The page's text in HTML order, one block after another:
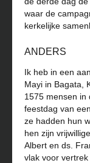
waar de
kerkelijke
ANDERS
Ik heb in een
Mayi in Bagata,
1575 mensen in
feestdag van
ze hadden hun
hen zijn
Albert en ds.
vlak voor